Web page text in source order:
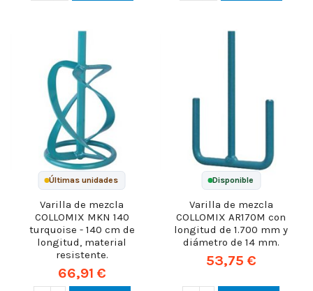
Últimas unidades
Varilla de mezcla
COLLOMIX MKN 140
turquoise - 140 cm de
longitud, material
resistente.
66,91 €
Disponible
Varilla de mezcla
COLLOMIX AR170M con
longitud de 1.700 mm y
diámetro de 14 mm.
53,75 €